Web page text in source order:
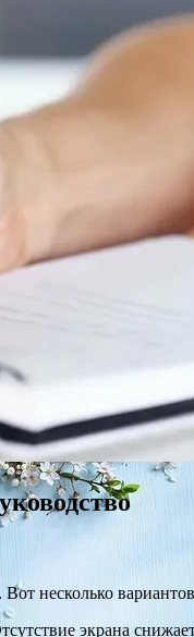
несколько
экрана